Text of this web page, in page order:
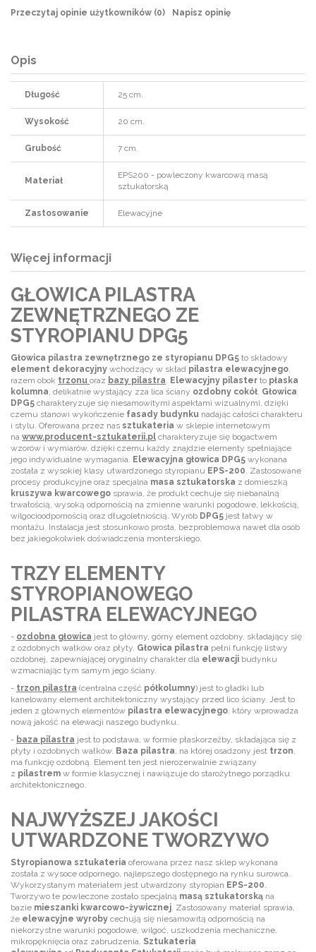
Przeczytaj opinie użytkowników (0) Napisz opinię
Opis
Długość 25 cm.
Wysokość 20 cm.
Grubość 7 cm.
Materiał
EPS200 - powleczony kwarcową masą
sztukatorską
Zastosowanie Elewacyjne
Więcej informacji
GŁOWICA PILASTRA
ZEWNĘTRZNEGO ZE
STYROPIANU DPG5
Głowica pilastra zewnętrznego ze styropianu DPG5 to składowy
element dekoracyjny wchodzący w skład pilastra elewacyjnego,
razem obok trzonu oraz bazy pilastra. Elewacyjny pilaster to płaska
kolumna, delikatnie wystający zza lica ściany ozdobny cokół. Głowica
DPG5 charakteryzuje się niesamowitymi aspektami wizualnymi, dzięki
czemu stanowi wykończenie fasady budynku nadając całości charakteru
i stylu. Oferowana przez nas sztukateria w sklepie internetowym
na www.producent-sztukaterii.pl charakteryzuje się bogactwem
wzorów i wymiarów, dzięki czemu każdy znajdzie elementy spełniające
jego indywidualne wymagania. Elewacyjna głowica DPG5 wykonana
została z wysokiej klasy utwardzonego styropianu EPS-200. Zastosowane
procesy produkcyjne oraz specjalna masa sztukatorska z domieszką
kruszywa kwarcowego sprawia, że produkt cechuje się niebanalną
trwałością, wysoką odpornością na zmienne warunki pogodowe, lekkością,
wilgocioodpornością oraz długoletniością. Wyrób DPG5 jest łatwy w
montażu. Instalacja jest stosunkowo prosta, bezproblemowa nawet dla osób
bez jakiegokolwiek doświadczenia monterskiego.
TRZY ELEMENTY
STYROPIANOWEGO
PILASTRA ELEWACYJNEGO
- ozdobna głowica jest to główny, górny element ozdobny, składający się
z ozdobnych wałków oraz płyty. Głowica pilastra pełni funkcję listwy
ozdobnej, zapewniającej oryginalny charakter dla elewacji budynku
wzmacniając tym samym jego ściany.
- trzon pilastra (centralna część półkolumny) jest to gładki lub
kanelowany element architektoniczny wystający przed lico ściany. Jest to
jeden z głównych elementów pilastra elewacyjnego, który wprowadza
nową jakość na elewacji naszego budynku.
- baza pilastra jest to podstawa, w formie płaskorzeźby, składająca się z
płyty i ozdobnych wałków. Baza pilastra, na której osadzony jest trzon,
ma funkcję ozdobną. Element ten jest nierozerwalnie związany
z pilastrem w formie klasycznej i nawiązuje do starożytnego porządku
architektonicznego.
NAJWYŻSZEJ JAKOŚCI
UTWARDZONE TWORZYWO
Styropianowa sztukateria oferowana przez nasz sklep wykonana
została z wysoce odpornego, najlepszego dostępnego na rynku surowca.
Wykorzystanym materiałem jest utwardzony styropian EPS-200.
Tworzywo te powleczone zostało specjalną masą sztukatorską na
bazie mieszanki kwarcowo-żywicznej. Zastosowany materiał sprawia,
że elewacyjne wyroby cechują się niesamowitą odpornością na
niekorzystne warunki pogodowe, wilgoć, uszkodzenia mechaniczne,
mikropęknięcia oraz zabrudzenia. Sztukateria